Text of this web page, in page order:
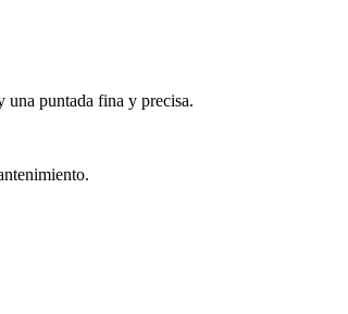
una puntada fina y precisa.